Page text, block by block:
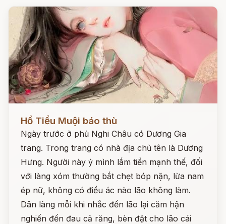
Đọc ngay
Hồ Tiểu Muội báo thù
Ngày trước ở phủ Nghi Châu có Dương Gia
trang. Trong trang có nhà địa chủ tên là Dương
Hưng. Người này ỷ mình lắm tiền mạnh thế, đối
với làng xóm thường bắt chẹt bóp nặn, lừa nam
ép nữ, không có điều ác nào lão không làm.
Dân làng mỗi khi nhắc đến lão lại căm hận
nghiến đến đau cả răng, bèn đặt cho lão cái